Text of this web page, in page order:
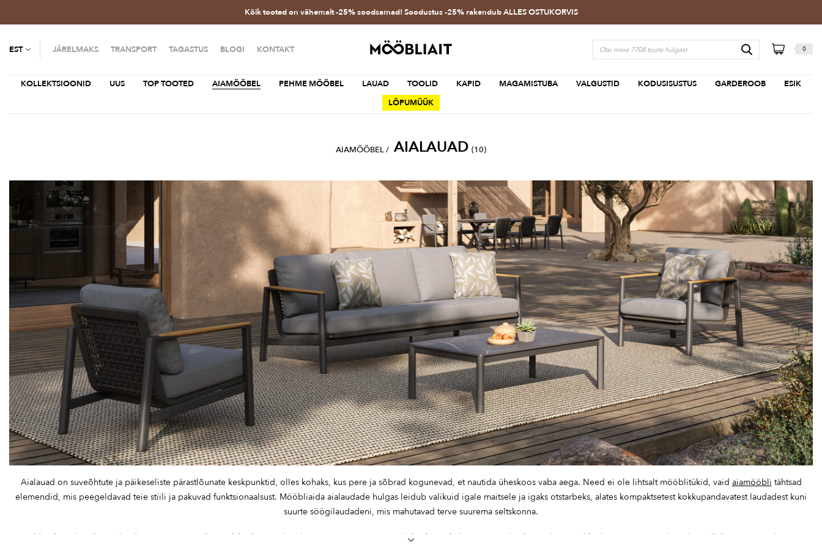
Kõik tooted on vähemalt -25% soodsamad! Soodustus -25% rakendub ALLES OSTUKORVIS
EST JÄRELMAKS TRANSPORT TAGASTUS BLOGI KONTAKT 0
KOLLEKTSIOONID UUS TOP TOOTED AIAMÖÖBEL PEHME MÖÖBEL LAUAD TOOLID KAPID MAGAMISTUBA VALGUSTID KODUSISUSTUS GARDEROOB
ESIK
LÕPUMÜÜK
AIAMÖÖBEL/ AIALAUAD (10)
Aialauad on suveõhtute ja päikeseliste pärastlõunate keskpunktid, olles kohaks, kus pere ja sõbrad kogunevad, et nautida üheskoos vaba aega. Need ei ole lihtsalt mööblitükid, vaid aiamööbli tähtsad
elemendid, mis peegeldavad teie stiili ja pakuvad funktsionaalsust. Mööbliaida aialaudade hulgas leidub valikuid igale maitsele ja igaks otstarbeks, alates kompaktsetest kokkupandavatest laudadest kuni
suurte söögilaudadeni, mis mahutavad terve suurema seltskonna.
Mööbliaida aialauad on valitud mõttega, et need täiendaksid teie välist eluruumi, tuues sinna nii stiili kui ka praktilisust. Iga aialaud on valmistatud kvaliteetsest materjalist, olgu selleks siis naturaalne puit,